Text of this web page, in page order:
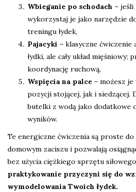
Wbieganie po schodach – jeśli
wykorzystaj je jako narzędzie
treningu łydek,
Pajacyki – klasyczne ćwiczenie
łydki, ale cały układ
koordynację ruchową,
Wspięcia na palce – możesz
pozycji stojącej, jak i siedzącej.
butelki z wodą jako dodatkowe
wyników.
Te energiczne ćwiczenia są proste
domowym zaciszu i pozwalają
bez użycia ciężkiego sprzętu
praktykowanie przyczyni się do
wymodelowania Twoich łydek.